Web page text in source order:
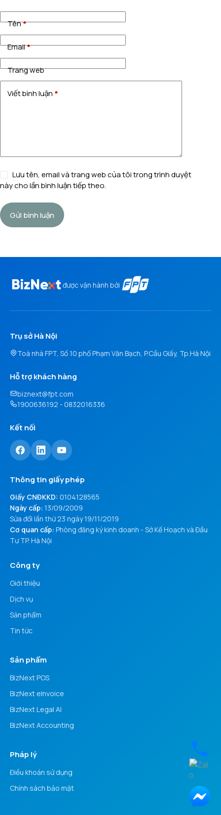
Tên*
Email*
Trang web
Viết bình luận *
Lưu tên, email và trang web của tôi trong trình duyệt
này cho lần bình luận tiếp theo.
Gửi bình luận
được vận hành bởi
Trụ sở Hà Nội
Toà nhà FPT, Số 10 phố Phạm Văn Bạch, P.Cầu Giấy, Tp.Hà Nội
Hỗ trợ khách hàng
biznext@fpt.com
1900636192 - 0832016336
Kết nối
Thông tin giấy phép
Giấy CNĐKKD: 0104128565
Ngày cấp: 13/09/2009
Sửa đổi lần thứ 23 ngày 19/11/2019
Cơ quan cấp: Phòng đăng ký kinh doanh - Sở Kế Hoạch và Đầu
Tư TP. Hà Nội
Công ty
Giới thiệu
Dịch vụ
Sản phẩm
Tin tức
Sản phẩm
BizNext POS
BizNext eInvoice
BizNext Legal AI
BizNext Accounting
Pháp lý
Điều khoản sử dụng
Chính sách bảo mật